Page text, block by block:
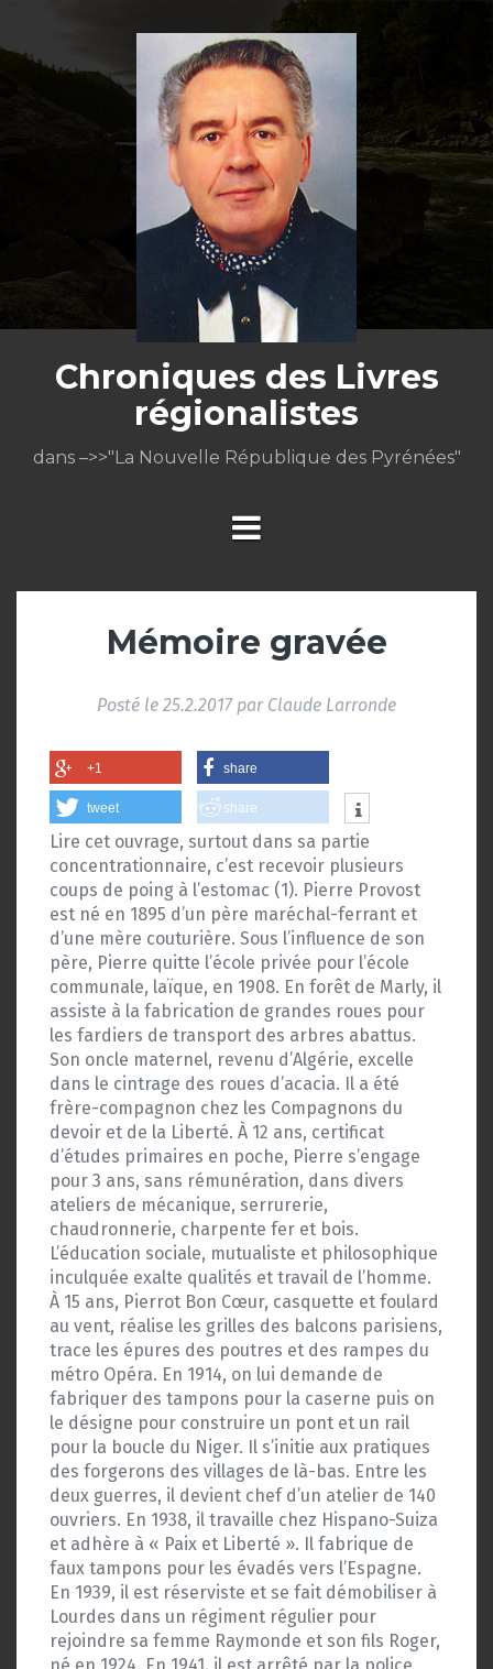
contenu
Chroniques des Livres
régionalistes
dans –>>"La Nouvelle République des Pyrénées"
Mémoire gravée
Posté le 25.2.2017par Claude Larronde
+1 share
tweet share
Lire cet ouvrage, surtout dans sa partie
concentrationnaire, c’est recevoir plusieurs
coups de poing à l’estomac (1). Pierre Provost
est né en 1895 d’un père maréchal-ferrant et
d’une mère couturière. Sous l’influence de son
père, Pierre quitte l’école privée pour l’école
communale, laïque, en 1908. En forêt de Marly, il
assiste à la fabrication de grandes roues pour
les fardiers de transport des arbres abattus.
Son oncle maternel, revenu d’Algérie, excelle
dans le cintrage des roues d’acacia. Il a été
frère-compagnon chez les Compagnons du
devoir et de la Liberté. À 12 ans, certificat
d’études primaires en poche, Pierre s’engage
pour 3 ans, sans rémunération, dans divers
ateliers de mécanique, serrurerie,
chaudronnerie, charpente fer et bois.
L’éducation sociale, mutualiste et philosophique
inculquée exalte qualités et travail de l’homme.
À 15 ans, Pierrot Bon Cœur, casquette et foulard
au vent, réalise les grilles des balcons parisiens,
trace les épures des poutres et des rampes du
métro Opéra. En 1914, on lui demande de
fabriquer des tampons pour la caserne puis on
le désigne pour construire un pont et un rail
pour la boucle du Niger. Il s’initie aux pratiques
des forgerons des villages de là-bas. Entre les
deux guerres, il devient chef d’un atelier de 140
ouvriers. En 1938, il travaille chez Hispano-Suiza
et adhère à « Paix et Liberté ». Il fabrique de
faux tampons pour les évadés vers l’Espagne.
En 1939, il est réserviste et se fait démobiliser à
Lourdes dans un régiment régulier pour
rejoindre sa femme Raymonde et son fils Roger,